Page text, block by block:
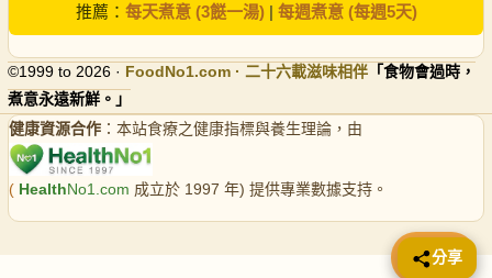
推薦： 每天煮意 (3餸一湯)| 每週煮意 (每週5天)
©1999 to 2026 · FoodNo1.com · 二十六載滋味相伴 「食物會過時，
煮意永遠新鮮。」
健康資源合作 ：本站食療之健康指標與養生理論，由
( HealthNo1.com 成立於 1997 年) 提供專業數據支持。
📤 分享
分享